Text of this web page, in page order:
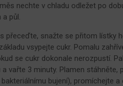
nechte v chladu odležet po
a půl.
přeceďte, snažte se přitom lístky
vsypejte cukr. Pomalu
se cukr dokonale nerozpustí.
vařte 3 minuty. Plamen stáhněte,
bujení), promíchejte a